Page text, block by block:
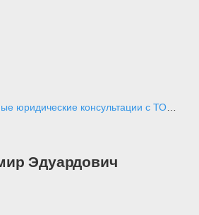
РосПравда. Бесплатные юридические консультации с ТОПовыми экспертами РФ
Эдуардович